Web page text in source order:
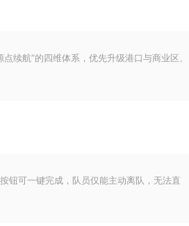
续航”的四维体系，优先升级港口与商业区、
钮可一键完成，队员仅能主动离队，无法直